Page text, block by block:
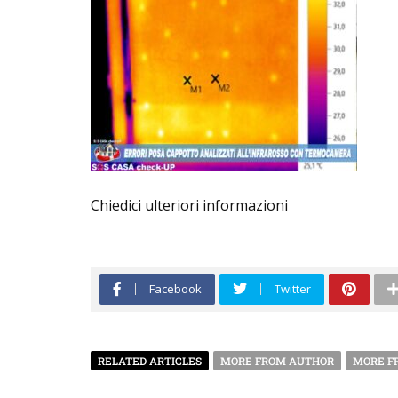
Chiedici ulteriori informazioni
Facebook Twitter
RELATED ARTICLES MORE FROM AUTHOR MORE